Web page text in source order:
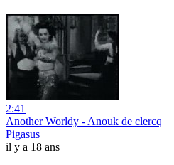
2:41
Another Worldy - Anouk de clercq
Pigasus
il y a 18 ans